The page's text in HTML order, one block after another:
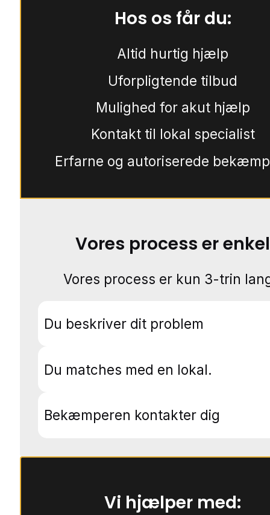
Hos os får du:
Altid hurtig hjælp
Uforpligtende tilbud
Mulighed for akut hjælp
Kontakt til lokal specialist
Erfarne og autoriserede
Vores process er enkel
Vores process er kun 3-trin
Du beskriver dit problem
Du matches med en lokal.
Bekæmperen kontakter dig
Vi hjælper med: